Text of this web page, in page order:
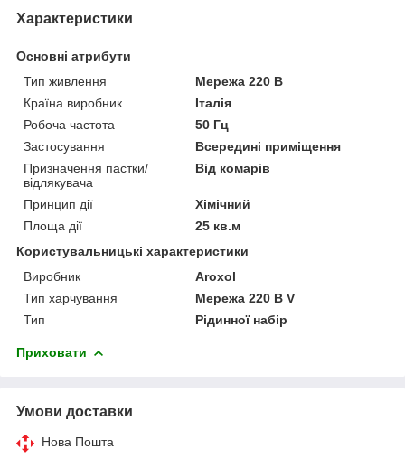
Характеристики
Основні атрибути
Тип живлення
Мережа 220 В
Країна виробник
Італія
Робоча частота
50 Гц
Застосування
Всередині приміщення
Призначення пастки/
відлякувача
Від комарів
Принцип дії
Хімічний
Площа дії
25 кв.м
Користувальницькі характеристики
Виробник
Aroxol
Тип харчування
Мережа 220 В V
Тип
Рідинної набір
Приховати
Умови доставки
Нова Пошта